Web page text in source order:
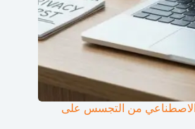
الاصطناعي من التجسس على